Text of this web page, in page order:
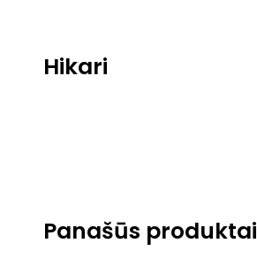
Hikari
Panašūs produktai